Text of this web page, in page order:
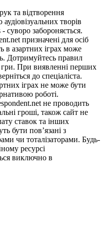
та відтворення
творів
суворо забороняється.
призначені для осіб
в азартних іграх може
Дотримуйтесь правил
гри. При виявленні перших
до спеціаліста.
іграх не може бути
роботі.
не проводить
гроші, також сайт не
ставок та інших
бути пов’язані з
чи тоталізаторами. Будь-
ресурсі
виключно в